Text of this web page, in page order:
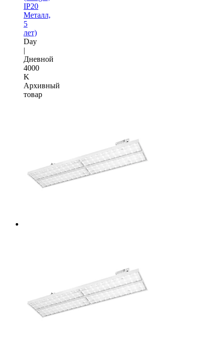
IP20
Металл,
5
лет)
Day
|
Дневной
4000
K
Архивный
товар